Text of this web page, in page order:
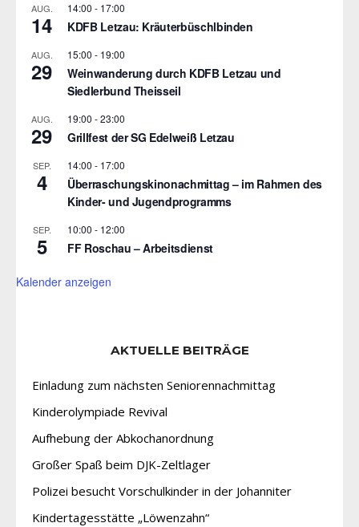
AUG.
14
14:00 - 17:00
KDFB Letzau: Kräuterbüschlbinden
AUG.
29
15:00 - 19:00
Weinwanderung durch KDFB Letzau und
Siedlerbund Theisseil
AUG.
29
19:00 -23:00
Grillfest der SG Edelweiß Letzau
SEP.
4
14:00 - 17:00
Überraschungskinonachmittag – im Rahmen des
Kinder- und Jugendprogramms
SEP.
5
10:00 - 12:00
FF Roschau – Arbeitsdienst
Kalender anzeigen
AKTUELLE BEITRÄGE
Einladung zum nächsten Seniorennachmittag
Kinderolympiade Revival
Aufhebung der Abkochanordnung
Großer Spaß beim DJK-Zeltlager
Polizei besucht Vorschulkinder in der Johanniter
Kindertagesstätte „Löwenzahn“